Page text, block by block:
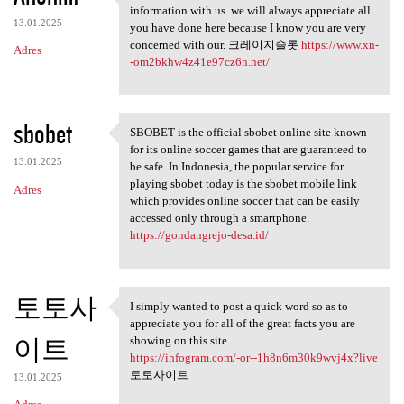
13.01.2025
Adres
Thank you because you have
information with us. we will always appreciate all
you have done here because I know you are very
concerned with our. 크레이지슬롯 https://www.xn-
-om2bkhw4z41e97cz6n.net/
sbobet
13.01.2025
Adres
SBOBET is the official sbobet
SBOBET is the official sbobet online site known
for its online soccer games that are guaranteed to
be safe. In Indonesia, the popular service for
playing sbobet today is the sbobet mobile link
which provides online soccer that can be easily
accessed only through a smartphone.
https://gondangrejo-desa.id/
토토사
이트
13.01.2025
I simply wanted to post a
I simply wanted to post a quick word so as to
appreciate you for all of the great facts you are
showing on this site
https://infogram.com/-or--1h8n6m30k9wvj4x?live
토토사이트